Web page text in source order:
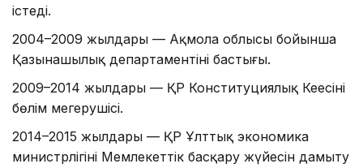
істеді.
2004–2009 жылдары — Ақмола облысы бойынша
Қазынашылық департаментінің бастығы.
2009–2014 жылдары — ҚР Конституциялық Кеңесінің
бөлім меңгерушісі.
2014–2015 жылдары — ҚР Ұлттық экономика
министрлігінің Мемлекеттік басқару жүйесін дамыту